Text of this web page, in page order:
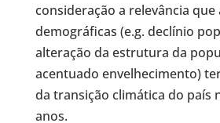
consideração a relevância que
demográficas (e.g. declínio
alteração da estrutura da
acentuado envelhecimento)
da transição climática do país
anos.